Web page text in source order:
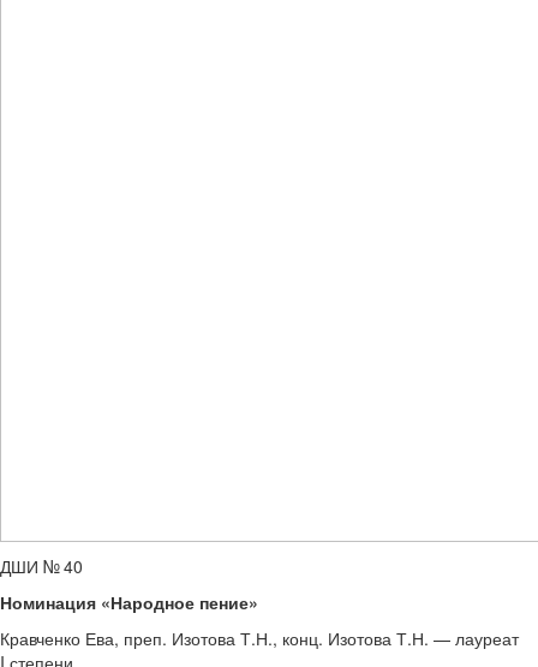
ДШИ № 40
Номинация «Народное пение»
Кравченко Ева, преп. Изотова Т.Н., конц. Изотова Т.Н. — лауреат
I степени